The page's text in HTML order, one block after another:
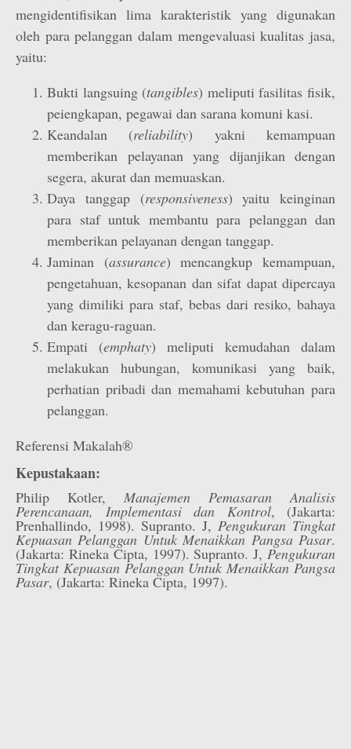
mengidentifisikan lima karakteristik yang digunakan
oleh para pelanggan dalam mengevaluasi kualitas jasa,
yaitu:
Bukti langsuing (tangibles) meliputi fasilitas fisik,
peiengkapan, pegawai dan sarana komuni kasi.
Keandalan (reliability) yakni kemampuan
memberikan pelayanan yang dijanjikan dengan
segera, akurat dan memuaskan.
Daya tanggap (responsiveness) yaitu keinginan
para staf untuk membantu para pelanggan dan
memberikan pelayanan dengan tanggap.
Jaminan (assurance) mencangkup kemampuan,
pengetahuan, kesopanan dan sifat dapat dipercaya
yang dimiliki para staf, bebas dari resiko, bahaya
dan keragu-raguan.
Empati (emphaty) meliputi kemudahan dalam
melakukan hubungan, komunikasi yang baik,
perhatian pribadi dan memahami kebutuhan para
pelanggan.
Referensi Makalah®
Kepustakaan:
Philip Kotler, Manajemen Pemasaran Analisis
Perencanaan, Implementasi dan Kontrol, (Jakarta:
Prenhallindo, 1998). Supranto. J, Pengukuran Tingkat
Kepuasan Pelanggan Untuk Menaikkan Pangsa Pasar.
(Jakarta: Rineka Cipta, 1997). Supranto. J, Pengukuran
Tingkat Kepuasan Pelanggan Untuk Menaikkan Pangsa
Pasar, (Jakarta: Rineka Cipta, 1997).